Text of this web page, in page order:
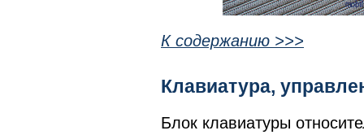
К содержанию >>>
Клавиатура,
Блок клавиатуры